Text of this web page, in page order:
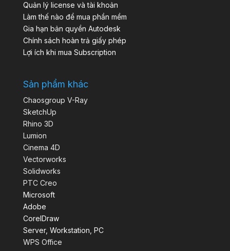
Quản lý license và tài khoản
Làm thế nào để mua phần mềm
Gia hạn bản quyền Autodesk
Chính sách hoàn trả giấy phép
Lợi ích khi mua Subscription
Sản phẩm khác
Chaosgroup V-Ray
SketchUp
Rhino 3D
Lumion
Cinema 4D
Vectorworks
Solidworks
PTC Creo
Microsoft
Adobe
CorelDraw
Server, Workstation, PC
WPS Office